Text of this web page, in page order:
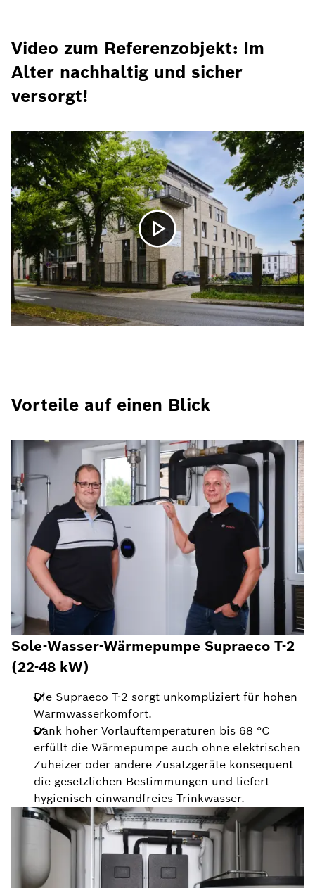
Video zum Referenzobjekt: Im
Alter nachhaltig und sicher
versorgt!
Vorteile auf einen Blick
Sole-Wasser-Wärmepumpe Supraeco T-2
(22-48 kW)
Die Supraeco T-2 sorgt unkompliziert für hohen
Warmwasserkomfort.
Dank hoher Vorlauftemperaturen bis 68 °C
erfüllt die Wärmepumpe auch ohne elektrischen
Zuheizer oder andere Zusatzgeräte konsequent
die gesetzlichen Bestimmungen und liefert
hygienisch einwandfreies Trinkwasser.